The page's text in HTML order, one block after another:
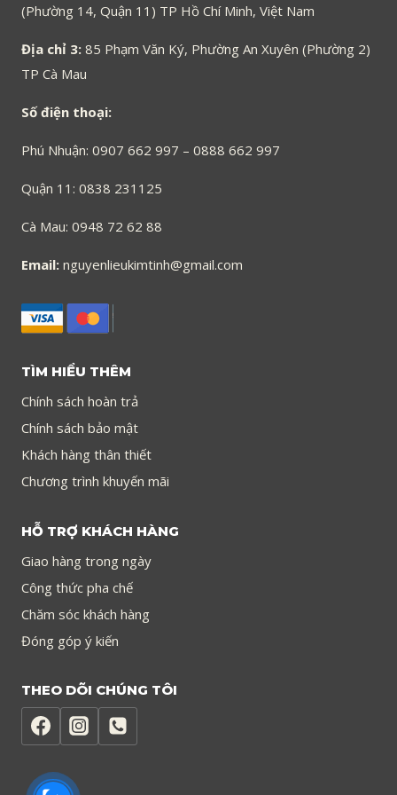
(Phường 14, Quận 11) TP Hồ Chí Minh, Việt Nam
Địa chỉ 3: 85 Phạm Văn Ký, Phường An Xuyên (Phường 2)
TP Cà Mau
Số điện thoại:
Phú Nhuận: 0907 662 997 – 0888 662 997
Quận 11: 0838 231125
Cà Mau: 0948 72 62 88
Email: nguyenlieukimtinh@gmail.com
TÌM HIỂU THÊM
Chính sách hoàn trả
Chính sách bảo mật
Khách hàng thân thiết
Chương trình khuyến mãi
HỖ TRỢ KHÁCH HÀNG
Giao hàng trong ngày
Công thức pha chế
Chăm sóc khách hàng
Đóng góp ý kiến
THEO DÕI CHÚNG TÔI